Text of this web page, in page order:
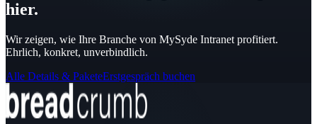
hier.
Wir zeigen, wie Ihre Branche von MySyde Intranet profitiert.
Ehrlich, konkret, unverbindlich.
Alle Details & PaketeErstgespräch buchen